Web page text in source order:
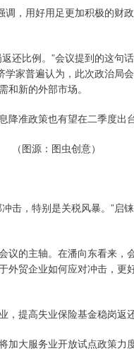
，用好用足更加积极的财
还比例。”会议提到的这句
家普遍认为，此次政治局
新的外部市场。
准政策也有望在二季度出台
（图源：图虫创意）
击，特别是关税风暴。”启
议的主轴。在潘向东看来，
外贸企业如何应对冲击，更
提高失业保险基金稳岗返还
大服务业开放试点政策力
1.02%